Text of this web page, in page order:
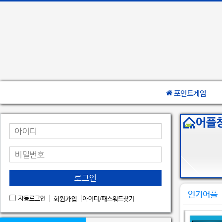
포인트게임
로그인
자동로그인 회원가입 아이디/패스워드찾기 인기어플